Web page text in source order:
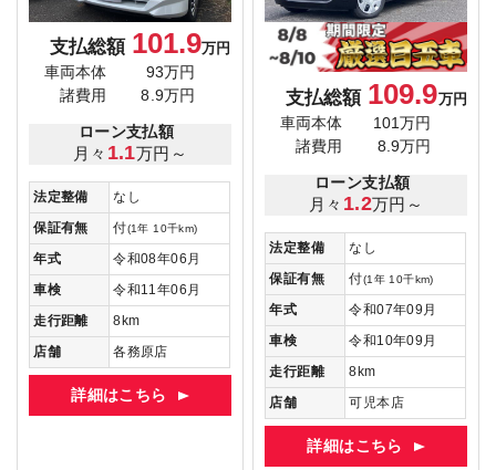
支払総額 101.9万円
車両本体
93万円
諸費用
8.9万円
ローン支払額
月々 1.1万円～
法定整備
なし
保証有無
付(1年 10千km)
年式
令和08年06月
車検
令和11年06月
走行距離
8km
店舗
各務原店
詳細はこちら
支払総額 109.9万円
車両本体
101万円
諸費用
8.9万円
ローン支払額
月々 1.2万円～
法定整備
なし
保証有無
付(1年 10千km)
年式
令和07年09月
車検
令和10年09月
走行距離
8km
店舗
可児本店
詳細はこちら